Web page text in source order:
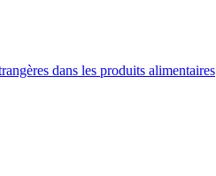
dans les produits alimentaires